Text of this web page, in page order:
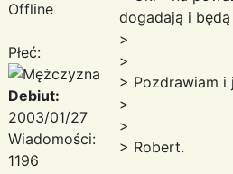
Offline
Płeć:
Debiut:
2003/01/27
Wiadomości:
1196
dogadają i
>
>
> Pozdrawiam i
>
>
> Robert.